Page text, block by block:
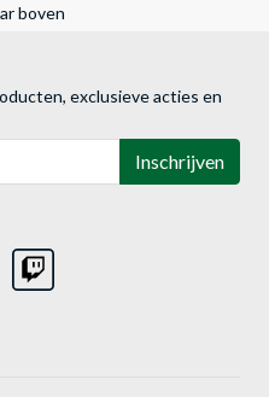
boven
exclusieve acties en
Inschrijven